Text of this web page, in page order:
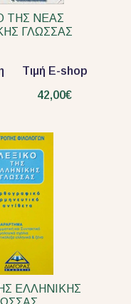
ΤΗΣ ΝΕΑΣ
ΓΛΩΣΣΑΣ
Τιμή E-shop
42,00€
ΕΛΛΗΝΙΚΗΣ